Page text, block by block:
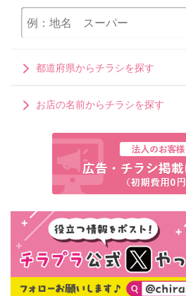
都道府県からチラシを探す
お店の名前からチラシを探す